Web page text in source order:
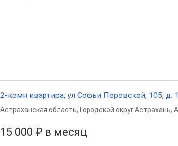
2-комн квартира, ул Софьи Перовской, 105, д.
15 000 ₽ в месяц
Астраханская область, Городской округ Астрахань,